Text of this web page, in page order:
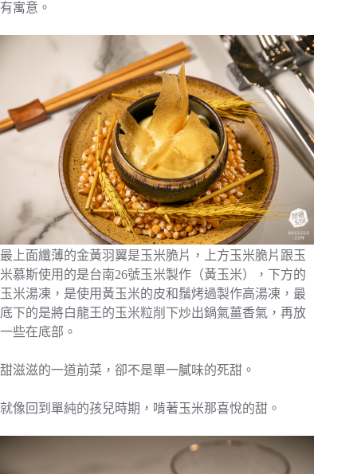
有寓意。
最上面纖薄的金黃羽翼是玉米脆片，上方玉米脆片跟玉
米慕斯使用的是台南26號玉米製作（黃玉米），下方的
玉米湯凍，是使用黃玉米的皮和鬚烤過製作高湯凍，最
底下的是將白龍王的玉米粒削下炒出鍋氣薑香氣，再放
一些在底部。
甜滋滋的一道前菜，卻不是單一膩味的死甜。
就像回到單純的孩兒時期，啃著玉米那喜悅的甜。